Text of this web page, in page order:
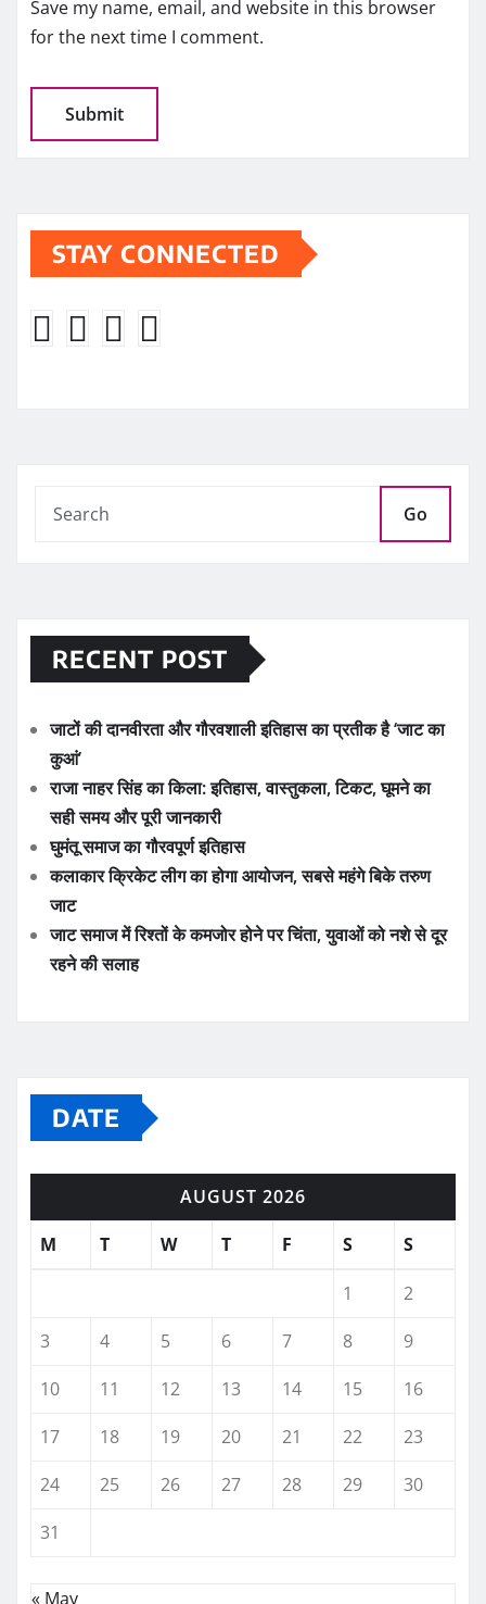
Save my name, email, and website in this browser
for the next time I comment.
STAY CONNECTED
Go
RECENT POST
जाटों की दानवीरता और गौरवशाली इतिहास का प्रतीक है ‘जाट का
कुआं’
राजा नाहर सिंह का किला: इतिहास, वास्तुकला, टिकट, घूमने का
सही समय और पूरी जानकारी
घुमंतू समाज का गौरवपूर्ण इतिहास
कलाकार क्रिकेट लीग का होगा आयोजन, सबसे महंगे बिके तरुण
जाट
जाट समाज में रिश्तों के कमजोर होने पर चिंता, युवाओं को नशे से दूर
रहने की सलाह
DATE
AUGUST 2026
M
T W T F S S
1
2
3
4 5 6 7 8
9
10
11 12 13 14 15
16
17
18 19 20 21 22
23
24
25 26 27 28 29
30
31
« May